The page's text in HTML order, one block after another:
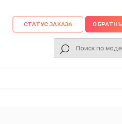
СТАТУС ЗАКАЗА